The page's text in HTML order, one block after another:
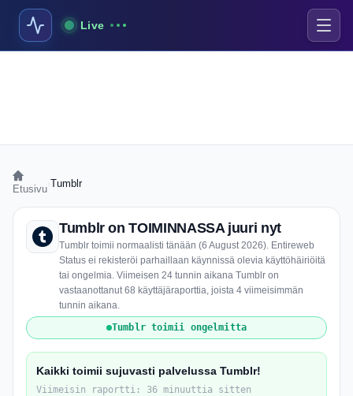
Live
Etusivu Tumblr
Tumblr on TOIMINNASSA juuri nyt
Tumblr toimii normaalisti tänään (6 August 2026). Entireweb
Status ei rekisteröi parhaillaan käynnissä olevia käyttöhäiriöitä
tai ongelmia. Viimeisen 24 tunnin aikana Tumblr on
vastaanottanut 68 käyttäjäraporttia, joista 4 viimeisimmän
tunnin aikana.
Tumblr toimii ongelmitta
Kaikki toimii sujuvasti palvelussa Tumblr!
Viimeisin raportti: 36 minuuttia sitten